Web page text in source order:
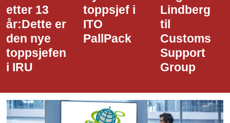
toppsjef i
ITO
PallPack
Lindberg
til
Customs
den nye
i Narvik
Havn